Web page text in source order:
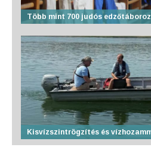
Több mint 700 judós
Kisvízszintrögzítés és